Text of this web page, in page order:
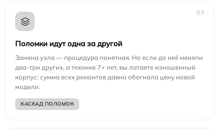
03
Поломки идут одна за другой
Замена узла — процедура понятная. Но если до неё меняли
два-три других, а технике 7+ лет, вы латаете изношенный
корпус: сумма всех ремонтов давно обогнала цену новой
модели.
КАСКАД ПОЛОМОК